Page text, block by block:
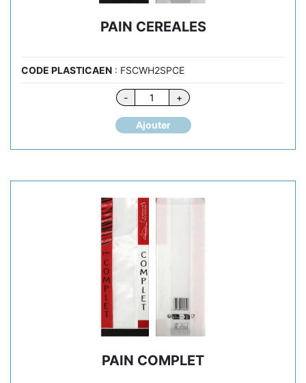
PAIN CEREALES
CODE PLASTICAEN : FSCWH2SPCE
-
quantité
de
PAIN
+
Ajouter
PAIN COMPLET